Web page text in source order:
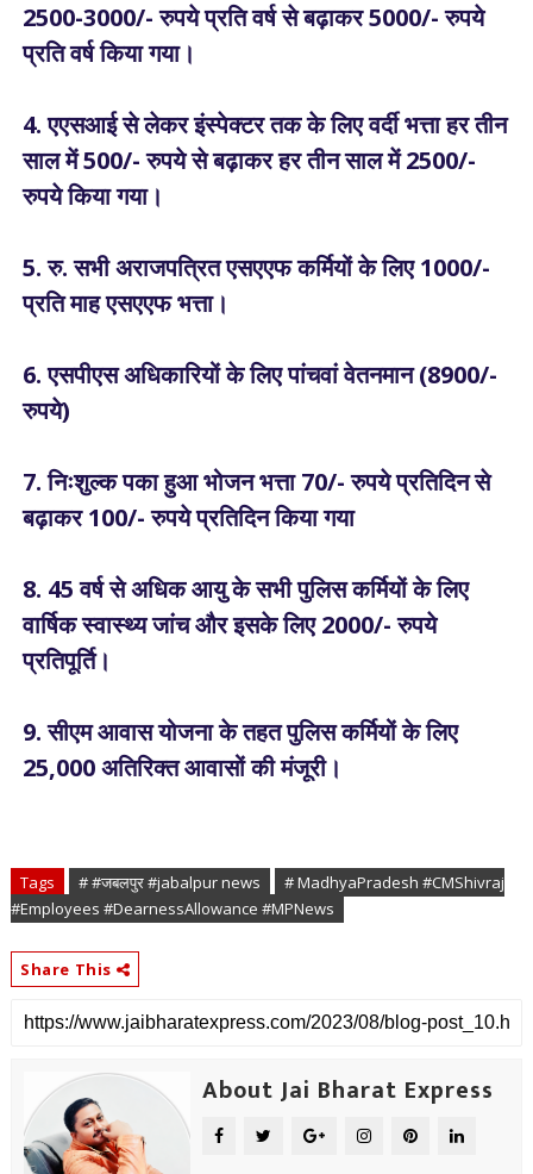
2500-3000/- रुपये प्रति वर्ष से बढ़ाकर 5000/- रुपये
प्रति वर्ष किया गया।
4. एएसआई से लेकर इंस्पेक्टर तक के लिए वर्दी भत्ता हर तीन
साल में 500/- रुपये से बढ़ाकर हर तीन साल में 2500/-
रुपये किया गया।
5. रु. सभी अराजपत्रित एसएएफ कर्मियों के लिए 1000/-
प्रति माह एसएएफ भत्ता।
6. एसपीएस अधिकारियों के लिए पांचवां वेतनमान (8900/-
रुपये)
7. निःशुल्क पका हुआ भोजन भत्ता 70/- रुपये प्रतिदिन से
बढ़ाकर 100/- रुपये प्रतिदिन किया गया
8. 45 वर्ष से अधिक आयु के सभी पुलिस कर्मियों के लिए
वार्षिक स्वास्थ्य जांच और इसके लिए 2000/- रुपये
प्रतिपूर्ति।
9. सीएम आवास योजना के तहत पुलिस कर्मियों के लिए
25,000 अतिरिक्त आवासों की मंजूरी।
Tags # #जबलपुर #jabalpur news
# MadhyaPradesh #CMShivraj
#Employees #DearnessAllowance #MPNews
Share This
About Jai Bharat Express